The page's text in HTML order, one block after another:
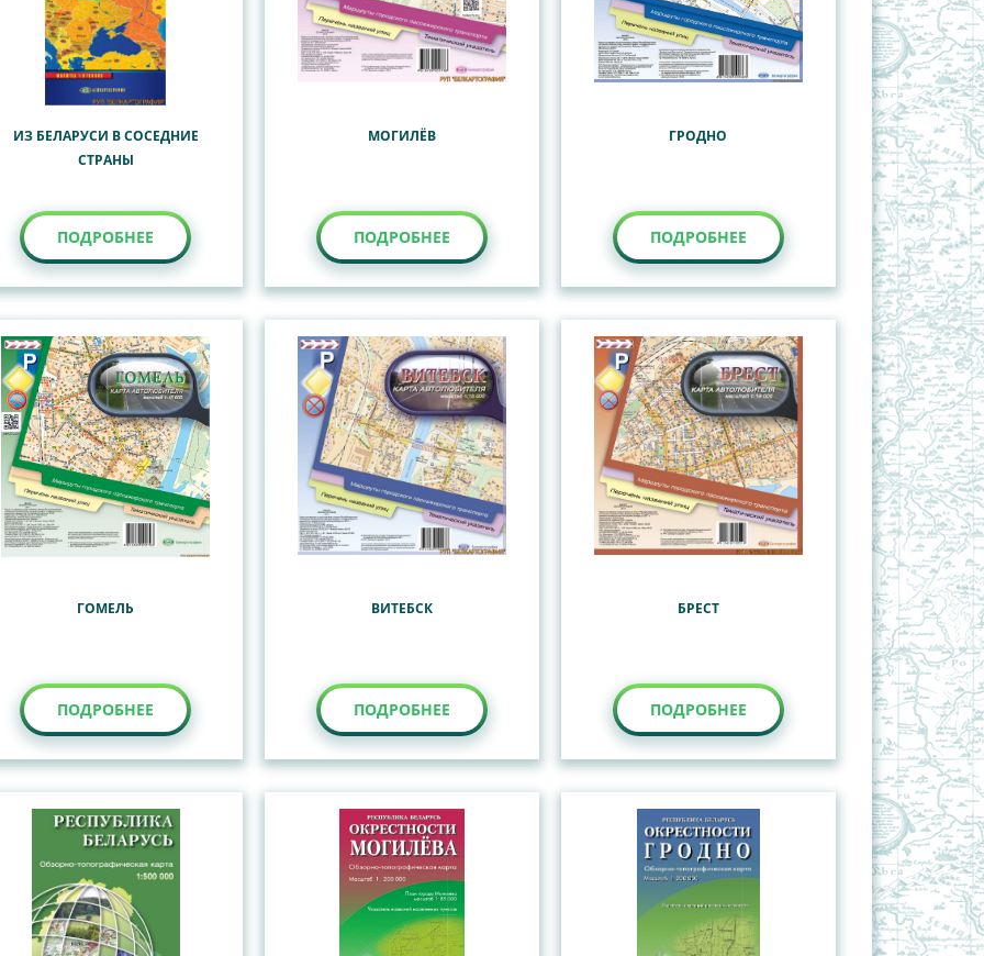
ИЗ БЕЛАРУСИ В СОСЕДНИЕ
СТРАНЫ
ПОДРОБНЕЕ
МОГИЛЁВ
ПОДРОБНЕЕ
ГРОДНО
ПОДРОБНЕЕ
ГОМЕЛЬ
ПОДРОБНЕЕ
ВИТЕБСК
ПОДРОБНЕЕ
БРЕСТ
ПОДРОБНЕЕ